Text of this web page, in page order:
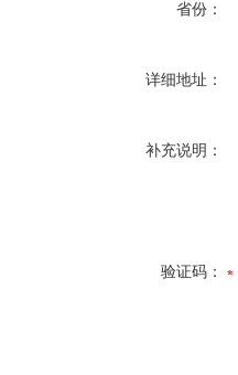
省份：
详细地址：
补充说明：
验证码：